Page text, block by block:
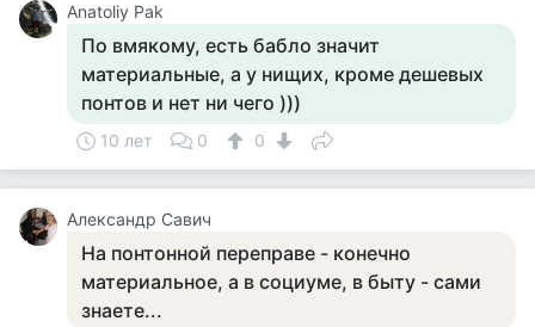
Anatoliy Pak
По вмякому, есть бабло значит
материальные, а у нищих, кроме дешевых
понтов и нет ни чего )))
10 лет 0 0
Александр Савич
На понтонной переправе - конечно
материальное, а в социуме, в быту - сами
знаете...